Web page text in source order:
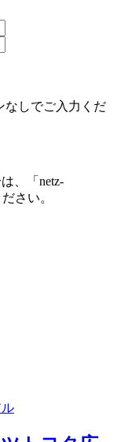
なしでご入力くだ
、「netz-
さい。